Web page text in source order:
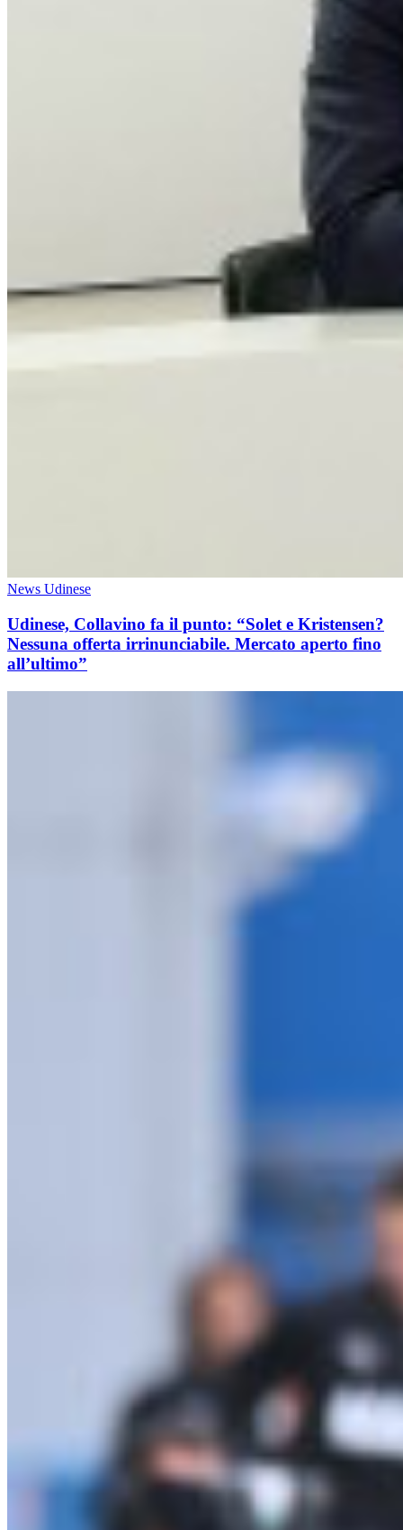
News Udinese
Udinese, Collavino fa il punto: “Solet e Kristensen?
Nessuna offerta irrinunciabile. Mercato aperto fino
all’ultimo”